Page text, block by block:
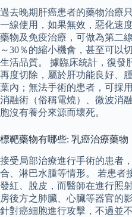
過去晚期肝癌患者的藥物治療
一線使用，如果無效，惡化速
藥物及免疫治療，可做為第二
～30％的縮小機會，甚至可以
生活品質。 據臨床統計，復發
再度切除，屬於肝功能良好、
葉內；無法手術的患者，可採
消融術（俗稱電燒）、微波消
胞沒有養分來源而壞死。
標靶藥物有哪些: 乳癌治療藥物
接受局部治療進行手術的患者
合、淋巴水腫等情形。 若患者
發紅、脫皮，而醫師在進行照
房後方之肺臟、心臟等器官的
針對癌細胞進行攻擊，不過並